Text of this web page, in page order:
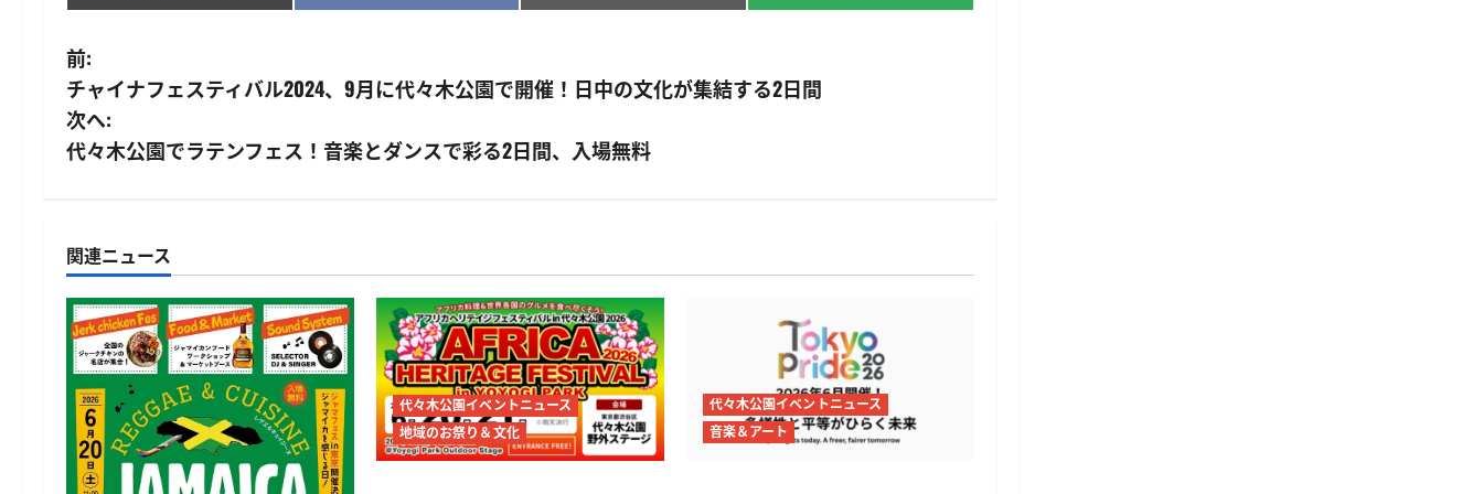
投
稿
ナ
ゲ
ー
シ
ョ
ン
前:
チャイナフェスティバル2024、9月に代々木公園で開催！日中の文化が集結する2日間
次へ:
代々木公園でラテンフェス！音楽とダンスで彩る2日間、入場無料
関連ニュース
代々木公園イベントニュース
地域のお祭り＆文化
代々木公園イベントニュース
音楽＆アート